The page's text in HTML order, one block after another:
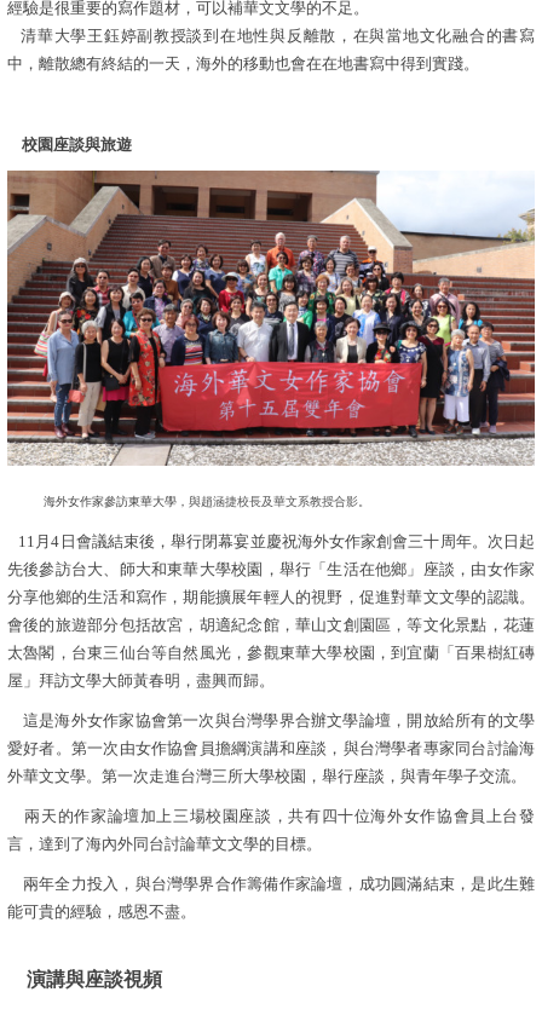
經驗是很重要的寫作題材，可以補華文文學的不足。
清華大學王鈺婷副教授談到在地性與反離散， 在與當地文化融合的書寫
中，離散總有終結的一天，海外的移動也會在在地書寫中得到實踐。
校園座談與旅遊
海外女作家參訪東華大學 與趙涵捷校長及華文系教授合影
11月4日會議結束後，舉行閉幕宴並慶祝海外女作家創會三十周年。次日起
先後參訪台大、師大和東華大學校園，舉行「生活在他鄉」座談，由女作家
分享他鄉的生活和寫作，期能擴展年輕人的視野，促進對華文文學的認識。
會後的旅遊部分包括故宮，胡適紀念館，華山文創園區，等文化景點，花蓮
太魯閣，台東三仙台等自然風光，參觀東華大學校園，到宜蘭「百果樹紅磚
屋」拜訪文學大師黃春明，盡興而歸。
這是海外女作家協會第一次與台灣學界合辦文學論壇，開放給所有的文學
愛好者。第一次由女作協會員擔綱演講和座談，與台灣學者專家同台討論海
外華文文學。第一次走進台灣三所大學校園，舉行座談，與青年學子交流。
兩天的作家論壇加上三場校園座談，共有四十位海外女作協會員上台發
言，達到了海內外同台討論華文文學的目標。
兩年全力投入，與台灣學界合作籌備作家論壇，成功 圓滿結束，是此生難
能可貴的經驗，感恩不盡。
演講與座談視頻